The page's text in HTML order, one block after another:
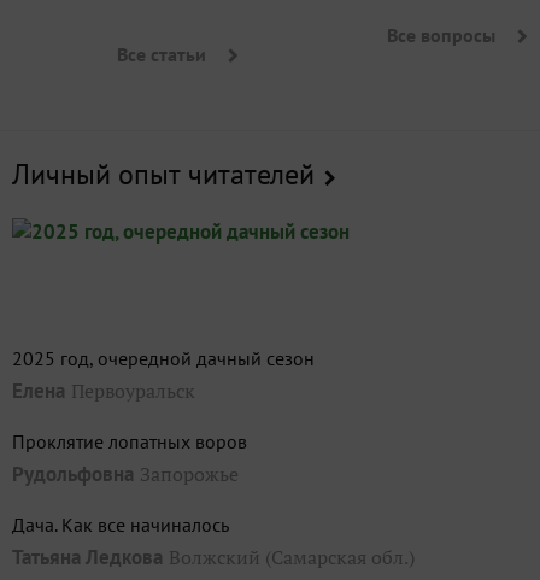
Все статьи
Все вопросы
Личный опыт читателей
2025 год, очередной дачный сезон
Елена Первоуральск
Проклятие лопатных воров
Рудольфовна Запорожье
Дача. Как все начиналось
Татьяна Ледкова Волжский (Самарская обл.)